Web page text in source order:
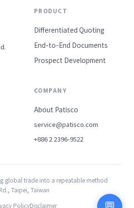
PRODUCT
Differentiated Quoting
End-to-End Documents
Prospect Development
COMPANY
About Patisco
service@patisco.com
+886 2 2396-9522
global trade into a repeatable method
Taipei, Taiwan
PolicyDisclaimer